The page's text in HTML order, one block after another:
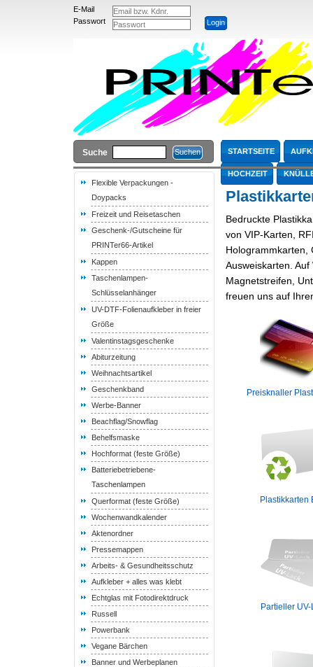
E-Mail
Passwort
Suche STARTSEITE
HOCHZEIT
Flexible Verpackungen -
Doypacks
Freizeit und Reisetaschen
Geschenk-/Gutscheine für
PRINTer66-Artikel
Kappen
Taschenlampen-
Schlüsselanhänger
UV-DTF-Folienaufkleber in freier
Größe
Valentinstagsgeschenke
Abiturzeitung
Weihnachtsartikel
Geschenkband
Werbe-Banner
Beachflag/Snowflag
Behelfsmaske
Hochformat (feste Größe)
Batteriebetriebene-
Taschenlampen
Querformat (feste Größe)
Wochenwandkalender
Aktenordner
Pressemappen
Arbeits- & Gesundheitsschutz
Aufkleber + alles was klebt
Echtglas mit Fotodirektdruck
Russell
Powerbank
Vegane Bärchen
Banner und Werbeplanen
Bedruckte
von VIP-Karten,
Hologrammkarten,
Ausweiskarten.
Magnetstreifen,
freuen uns auf
Preisknaller
Plastikkarten
Partieller UV-